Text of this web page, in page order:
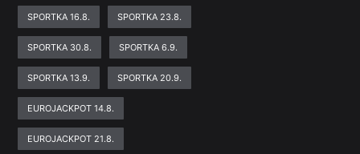
SPORTKA 16.8. SPORTKA 23.8.
SPORTKA 30.8. SPORTKA 6.9.
SPORTKA 13.9. SPORTKA 20.9.
EUROJACKPOT 14.8.
EUROJACKPOT 21.8.